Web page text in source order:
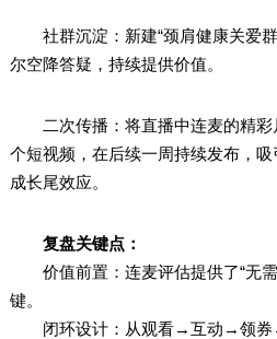
社群沉淀：新建“颈肩健康关爱群
尔空降答疑，持续提供价值。
二次传播：将直播中连麦的精彩
个短视频，在后续一周持续发布，
成长尾效应。
复盘关键点：
价值前置：连麦评估提供了“无需
键。
闭环设计：从观看→互动→领券